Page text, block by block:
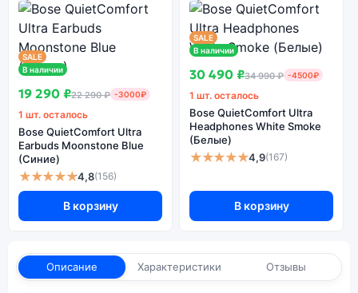
SALE
В наличии
19 290 ₽22 290 ₽ -3000₽
1 шт. осталось
Bose QuietComfort Ultra
Earbuds Moonstone Blue
(Синие)
★★★★★4,8(156)
В корзину
SALE
В наличии
30 490 ₽34 990 ₽ -4500₽
1 шт. осталось
Bose QuietComfort Ultra
Headphones White Smoke
(Белые)
★★★★★4,9(167)
В корзину
Описание Характеристики Отзывы